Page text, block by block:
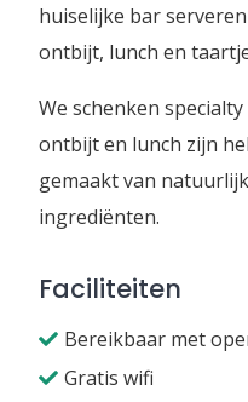
huiselijke bar
ontbijt, lunch en
We schenken
ontbijt en lunch zijn
gemaakt van
ingrediënten.
Faciliteiten
Bereikbaar met
Gratis wifi